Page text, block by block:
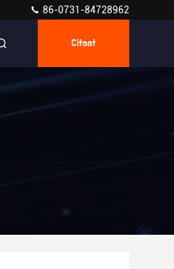
86-0731-84728962
Citaat